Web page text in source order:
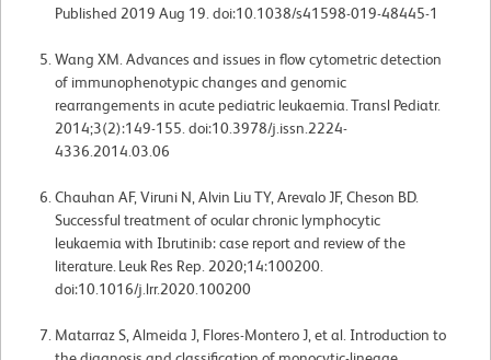
Published 2019 Aug 19. doi:10.1038/s41598-019-48445-1
Wang XM. Advances and issues in flow cytometric detection
of immunophenotypic changes and genomic
rearrangements in acute pediatric leukaemia. Transl Pediatr.
2014;3(2):149-155. doi:10.3978/j.issn.2224-
4336.2014.03.06
Chauhan AF, Viruni N, Alvin Liu TY, Arevalo JF, Cheson BD.
Successful treatment of ocular chronic lymphocytic
leukaemia with Ibrutinib: case report and review of the
literature. Leuk Res Rep. 2020;14:100200.
doi:10.1016/j.lrr.2020.100200
Matarraz S, Almeida J, Flores-Montero J, et al. Introduction to